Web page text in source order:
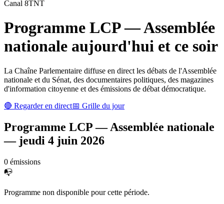
Canal 8TNT
Programme LCP — Assemblée
nationale aujourd'hui et ce soir
La Chaîne Parlementaire diffuse en direct les débats de l'Assemblée
nationale et du Sénat, des documentaires politiques, des magazines
d'information citoyenne et des émissions de débat démocratique.
🔴 Regarder en direct📅 Grille du jour
Programme LCP — Assemblée nationale
— jeudi 4 juin 2026
0 émissions
📭
Programme non disponible pour cette période.